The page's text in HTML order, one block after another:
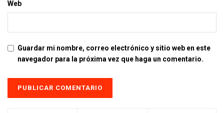
Web
Guardar mi nombre, correo electrónico y sitio web en este
navegador para la próxima vez que haga un comentario.